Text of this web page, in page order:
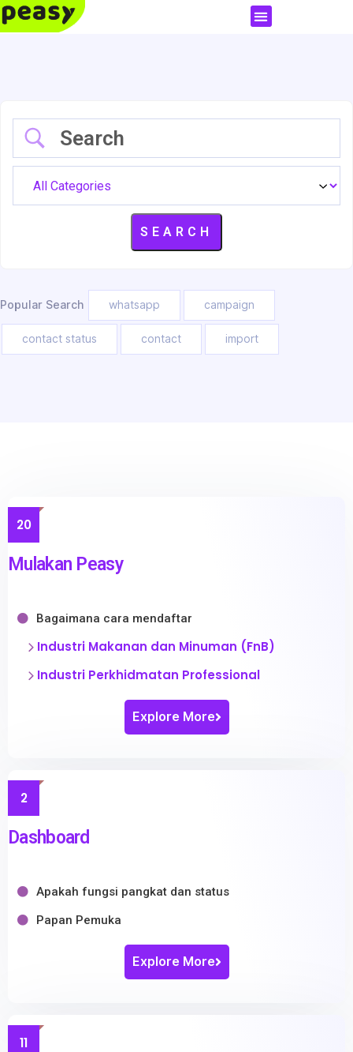
Popular Search whatsapp campaign
contact status contact import
20
Mulakan Peasy
Bagaimana cara mendaftar
Industri Makanan dan Minuman (FnB)
Industri Perkhidmatan Professional
Explore More
2
Dashboard
Apakah fungsi pangkat dan status
Papan Pemuka
Explore More
11